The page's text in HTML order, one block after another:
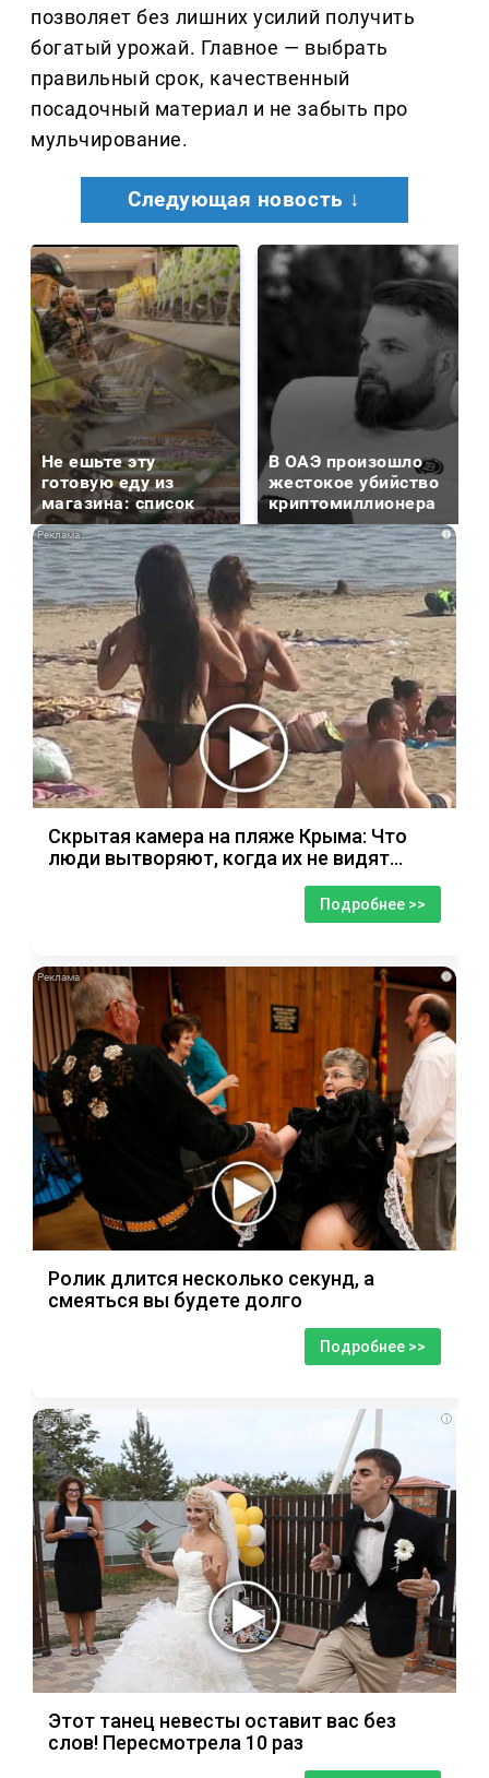
позволяет без лишних усилий получить
богатый урожай. Главное — выбрать
правильный срок, качественный
посадочный материал и не забыть про
мульчирование.
Следующая новость ↓
Не ешьте эту
готовую еду из
магазина: список
В ОАЭ произошло
жестокое убийство
криптомиллионера
i
Скрытая камера на пляже Крыма: Что
люди вытворяют, когда их не видят...
Подробнее >>
i
Ролик длится несколько секунд, а
смеяться вы будете долго
Подробнее >>
i
Этот танец невесты оставит вас без
слов! Пересмотрела 10 раз